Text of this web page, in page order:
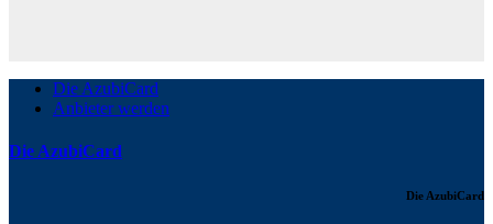
Die AzubiCard
Anbieter werden
Die AzubiCard
Die AzubiCard